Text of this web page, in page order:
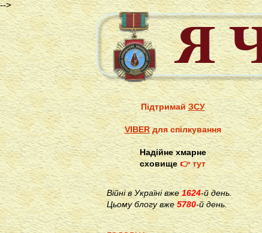
-->
ПідтримайЗСУ
VIBERдля спілкування
Надійне хмарне
сховище👉 тут
Війні в Україні вже1624-й день.
Цьому блогу вже 5780-й день.